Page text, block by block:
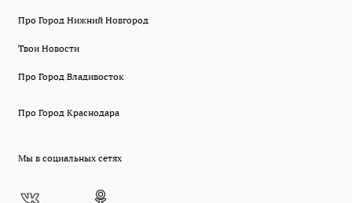
Про Город Нижний Новгород
Твои Новости
Про Город Владивосток
Про Город Краснодара
Мы в социальных сетях